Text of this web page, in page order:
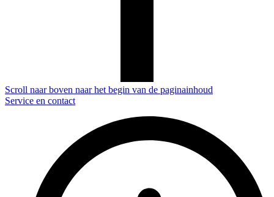
Scroll naar boven naar het begin van de paginainhoud
Service en contact